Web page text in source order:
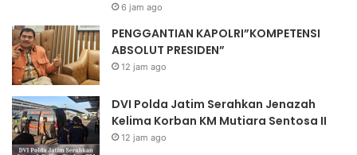
6 jam ago
PENGGANTIAN KAPOLRI”KOMPETENSI
ABSOLUT PRESIDEN”
12 jam ago
DVI Polda Jatim Serahkan Jenazah
Kelima Korban KM Mutiara Sentosa II
12 jam ago